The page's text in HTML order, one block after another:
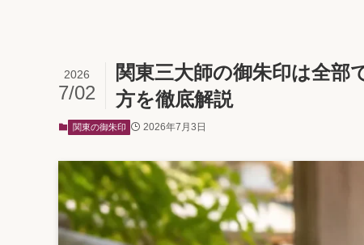
関東三大師の御朱印は全部
方を徹底解説
2026
7/02
関東の御朱印 2026年7月3日